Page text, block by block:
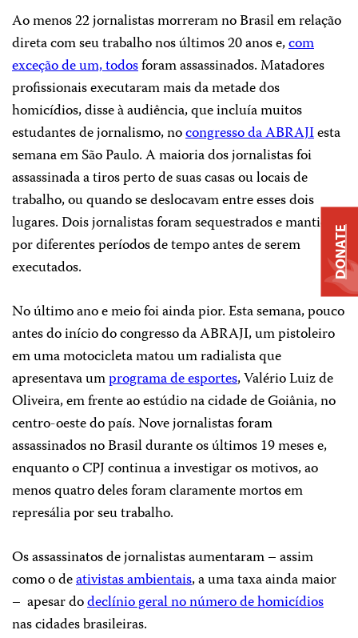
Ao menos 22 jornalistas morreram no Brasil em relação
direta com seu trabalho nos últimos 20 anos e,com
exceção de um, todosforam assassinados. Matadores
profissionais executaram mais da metade dos
homicídios, disse à audiência, que incluía muitos
estudantes de jornalismo, nocongresso da ABRAJIesta
semana em São Paulo. A maioria dos jornalistas foi
assassinada a tiros perto de suas casas ou locais de
trabalho, ou quando se deslocavam entre esses dois
lugares. Dois jornalistas foram sequestrados e mantidos
por diferentes períodos de tempo antes de serem
executados.
No último ano e meio foi ainda pior. Esta semana, pouco
antes do início do congresso da ABRAJI, um pistoleiro
em uma motocicleta matou um radialista que
apresentava umprograma de esportes, Valério Luiz de
Oliveira, em frente ao estúdio na cidade de Goiânia, no
centro-oeste do país. Nove jornalistas foram
assassinados no Brasil durante os últimos 19 meses e,
enquanto o CPJ continua a investigar os motivos, ao
menos quatro deles foram claramente mortos em
represália por seu trabalho.
Os assassinatos de jornalistas aumentaram – assim
como o deativistas ambientais, a uma taxa ainda maior
– apesar dodeclínio geral no número de homicídios
nas cidades brasileiras.
DONATE